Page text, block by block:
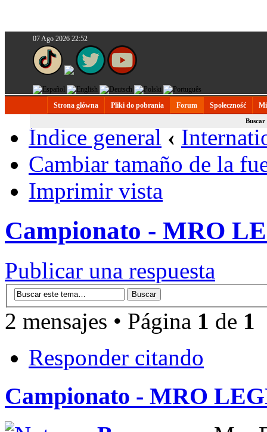
07 Ago 2026 22:52
Strona główna Pliki do pobrania Forum Społeczność
Buscar
Índice general ‹
Cambiar tamaño de la
Imprimir vista
Campionato - MRO
Publicar una respuesta
2 mensajes • Página 1 de 1
Responder citando
Campionato - MRO